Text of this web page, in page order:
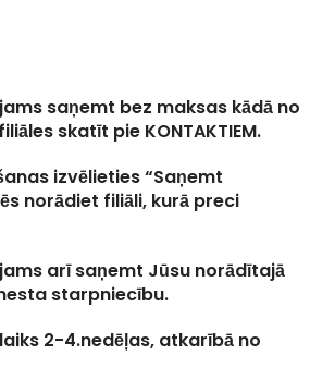
saņemt bez maksas kādā no
skatīt pie KONTAKTIEM.
izvēlieties “Saņemt
norādiet filiāli, kurā preci
arī saņemt Jūsu norādītajā
starpniecību.
2-4.nedēļas, atkarībā no